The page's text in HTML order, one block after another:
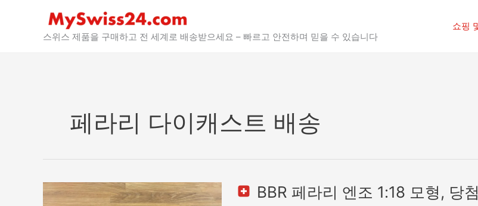
스위스 제품을 구매하고 전 세계로 배송받으세요 – 빠르고 안전하며 믿을 수 있습니다
쇼핑
페라리 다이캐스트 배송
BBR 페라리 엔조 1:18 모형, 당